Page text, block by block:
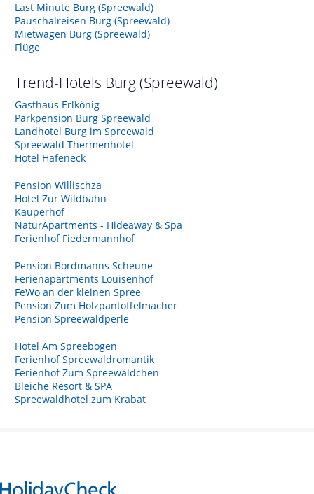
Last Minute Burg (Spreewald)
Pauschalreisen Burg (Spreewald)
Mietwagen Burg (Spreewald)
Flüge
Trend-Hotels Burg (Spreewald)
Gasthaus Erlkönig
Parkpension Burg Spreewald
Landhotel Burg im Spreewald
Spreewald Thermenhotel
Hotel Hafeneck
Pension Willischza
Hotel Zur Wildbahn
Kauperhof
NaturApartments - Hideaway & Spa
Ferienhof Fiedermannhof
Pension Bordmanns Scheune
Ferienapartments Louisenhof
FeWo an der kleinen Spree
Pension Zum Holzpantoffelmacher
Pension Spreewaldperle
Hotel Am Spreebogen
Ferienhof Spreewaldromantik
Ferienhof Zum Spreewäldchen
Bleiche Resort & SPA
Spreewaldhotel zum Krabat